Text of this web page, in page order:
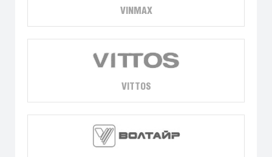
VINMAX
VITTOS